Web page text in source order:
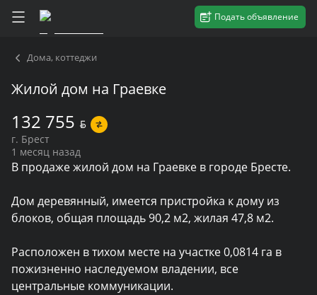
Подать объявление
Дома, коттеджи
Жилой дом на Граевке
132 755 BYN
г. Брест
1 месяц назад
В продаже жилой дом на Граевке в городе Бресте.
Дом деревянный, имеется пристройка к дому из
блоков, общая площадь 90,2 м2, жилая 47,8 м2.
Расположен в тихом месте на участке 0,0814 га в
пожизненно наследуемом владении, все
центральные коммуникации.